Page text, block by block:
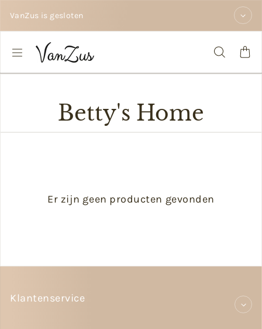
VanZus is gesloten
Betty's Home
Er zijn geen producten gevonden
Klantenservice